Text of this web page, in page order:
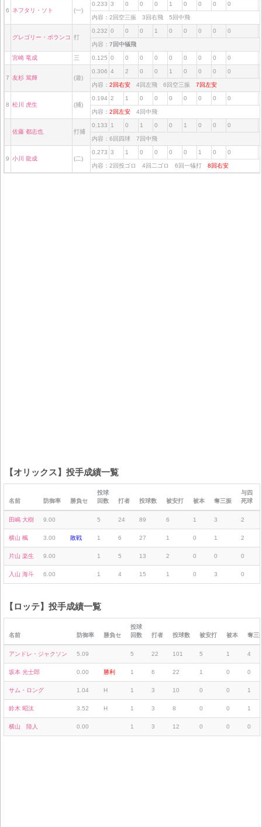
6 ネフタリ・ソト (一)
0.233 3 0 0 0 1 0 0 0 0
内容：2回空三振 3回右飛 5回中飛
グレゴリー・ポランコ 打
0.232 0 0 0 1 0 0 0 0 0
内容： 7回中犠飛
宮崎 竜成 三 0.125 0 0 0 0 0 0 0 0 0
7 友杉 篤輝 (遊)
0.306 4 2 0 0 1 0 0 0 0
内容： 2回右安 4回左飛 6回空三振 7回左安
8 松川 虎生 (捕)
0.194 2 1 0 0 0 0 0 0 0
内容： 2回左安 4回中飛
佐藤 都志也 打捕
0.133 1 0 1 0 0 1 0 0 0
内容：6回四球 7回中飛
9 小川 龍成 (二)
0.273 3 1 0 0 0 0 1 0 0
内容：2回投ゴロ 4回二ゴロ 6回一犠打 8回右安
【オリックス】投手成績一覧
名前 防御率 勝負セ
投球
回数
打者 投球数 被安打 被本 奪三振
与四
死球
田嶋 大樹 9.00 5 24 89 6 1 3 2
横山 楓 3.00 敗戦 1 6 27 1 0 1 2
片山 楽生 9.00 1 5 13 2 0 0 0
入山 海斗 6.00 1 4 15 1 0 3 0
【ロッテ】投手成績一覧
名前 防御率 勝負セ
投球
回数
打者 投球数 被安打 被本 奪三
アンドレ・ジャクソン 5.09 5 22 101 5 1 4
坂本 光士郎 0.00 勝利 1 6 22 1 0 0
サム・ロング 1.04 H 1 3 10 0 0 1
鈴木 昭汰 3.52 H 1 3 8 0 0 1
横山 陸人 0.00 1 3 12 0 0 0